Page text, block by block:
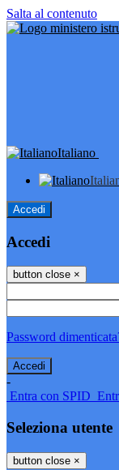
Salta al contenuto
Italiano
Accedi
Accedi
button close ×
Password
-
Entra con SPID
Seleziona utente
button close ×